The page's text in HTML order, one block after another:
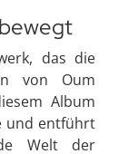
das die
von Oum
Album
und entführt
Welt der